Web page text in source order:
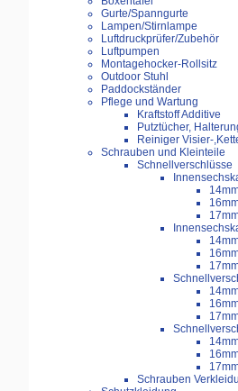
Gurte/Spanngurte
Lampen/Stirnlampe
Luftdruckprüfer/Zubehör
Luftpumpen
Montagehocker-Rollsitz
Outdoor Stuhl
Paddockständer
Pflege und Wartung
Kraftstoff Additive
Putztücher,
Reiniger Visier-
Schrauben und Kleinteile
Schnellverschlüsse
Schrauben